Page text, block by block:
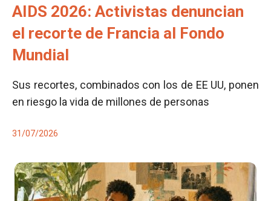
AIDS 2026: Activistas denuncian
el recorte de Francia al Fondo
Mundial
Sus recortes, combinados con los de EE UU, ponen
en riesgo la vida de millones de personas
31/07/2026